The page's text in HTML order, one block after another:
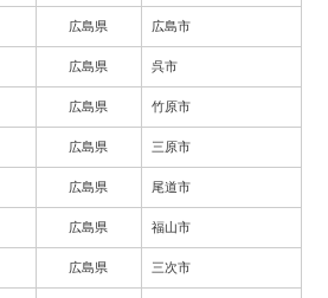
広島県 広島市
広島県 呉市
広島県 竹原市
広島県 三原市
広島県 尾道市
広島県 福山市
広島県 三次市